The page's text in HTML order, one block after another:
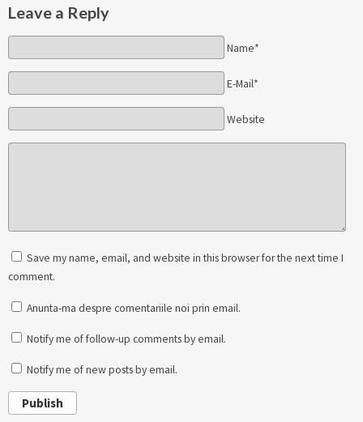
Leave a Reply
Name*
E-Mail*
Website
Save my name, email, and website in this browser for the next time I
comment.
Anunta-ma despre comentariile noi prin email.
Notify me of follow-up comments by email.
Notify me of new posts by email.
Publish